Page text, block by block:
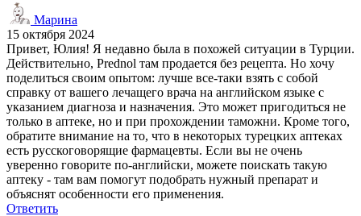
Марина
15 октября 2024
Привет, Юлия! Я недавно была в похожей ситуации в Турции.
Действительно, Prednol там продается без рецепта. Но хочу
поделиться своим опытом: лучше все-таки взять с собой
справку от вашего лечащего врача на английском языке с
указанием диагноза и назначения. Это может пригодиться не
только в аптеке, но и при прохождении таможни. Кроме того,
обратите внимание на то, что в некоторых турецких аптеках
есть русскоговорящие фармацевты. Если вы не очень
уверенно говорите по-английски, можете поискать такую
аптеку - там вам помогут подобрать нужный препарат и
объяснят особенности его применения.
Ответить